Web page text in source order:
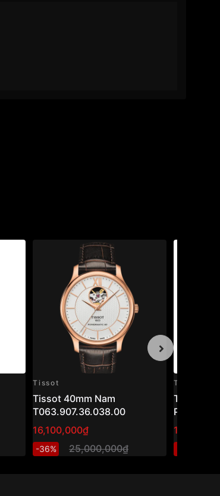
Tissot
Tissot 40mm Nam
T063.907.36.038.00
16,100,000₫
-36% 25,000,000₫
Tissot
Tissot